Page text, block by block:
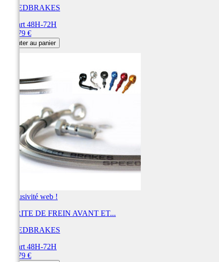
SPEEDBRAKES
Départ 48H-72H
438,79 €
Ajouter au panier
Exclusivité web !
DURITE DE FREIN AVANT ET...
SPEEDBRAKES
Départ 48H-72H
438,79 €